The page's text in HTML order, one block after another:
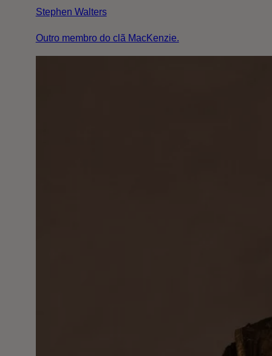
Stephen Walters
Outro membro do clã MacKenzie.